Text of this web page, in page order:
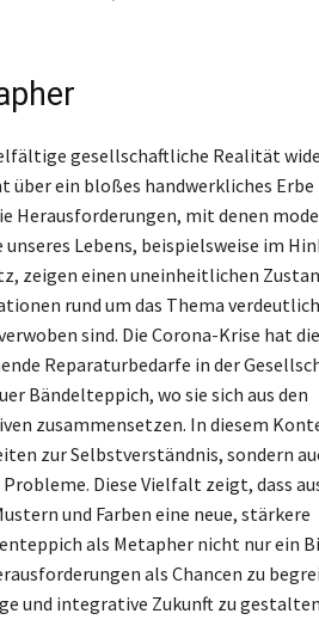
gesellschaftliche Realität
über ein bloßes handwerkliches Erbe
Herausforderungen, mit denen
Lebens, beispielsweise im
zeigen einen uneinheitlichen
rund um das Thema
sind. Die Corona-Krise hat
Reparaturbedarfe in der
Bändelteppich, wo sie sich aus den
zusammensetzen. In diesem
zur Selbstverständnis, sondern
Diese Vielfalt zeigt, dass
und Farben eine neue, stärkere
als Metapher nicht nur ein
als Chancen zu
und integrative Zukunft zu